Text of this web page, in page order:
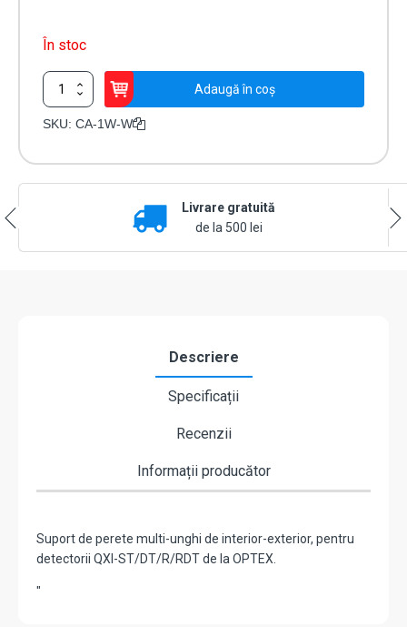
În stoc
Cantitate
Suport
de
Adaugă în coș
SKU: CA-1W-W
Livrare gratuită
de la 500 lei
Descriere
Specificații
Recenzii
Informații producător
Suport de perete multi-unghi de interior-exterior, pentru
detectorii QXI-ST/DT/R/RDT de la OPTEX.
"